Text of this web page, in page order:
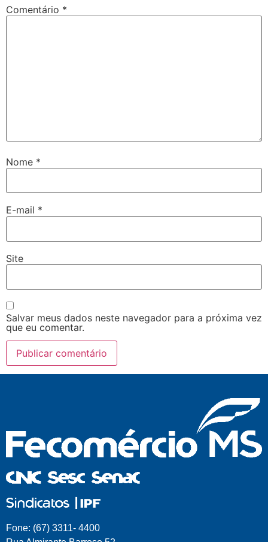
Comentário *
Nome *
E-mail *
Site
Salvar meus dados neste navegador para a próxima vez
que eu comentar.
Fone: (67) 3311- 4400